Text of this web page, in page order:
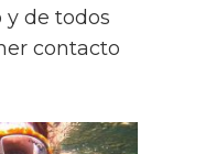
y de todos
contacto